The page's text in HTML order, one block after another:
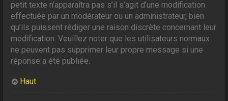
petit texte n’apparaîtra pas s’il s’agit d’une modification
effectuée par un modérateur ou un administrateur, bien
qu’ils puissent rédiger une raison discrète concernant leur
modification. Veuillez noter que les utilisateurs normaux
ne peuvent pas supprimer leur propre message si une
réponse a été publiée.
Haut